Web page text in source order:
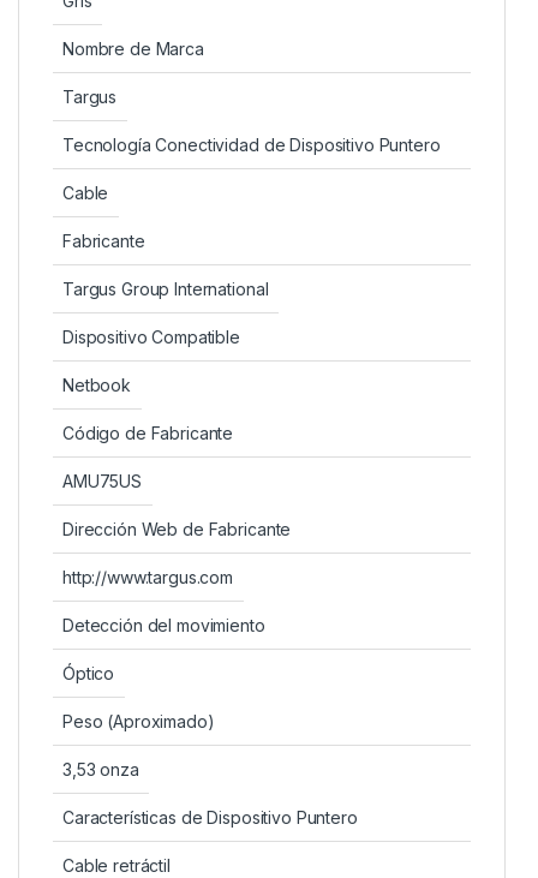
Nombre de Marca
Targus
Tecnología Conectividad de Dispositivo Puntero
Cable
Fabricante
Targus Group International
Dispositivo Compatible
Netbook
Código de Fabricante
AMU75US
Dirección Web de Fabricante
http://www.targus.com
Detección del movimiento
Óptico
Peso (Aproximado)
3,53 onza
Características de Dispositivo Puntero
Cable retráctil